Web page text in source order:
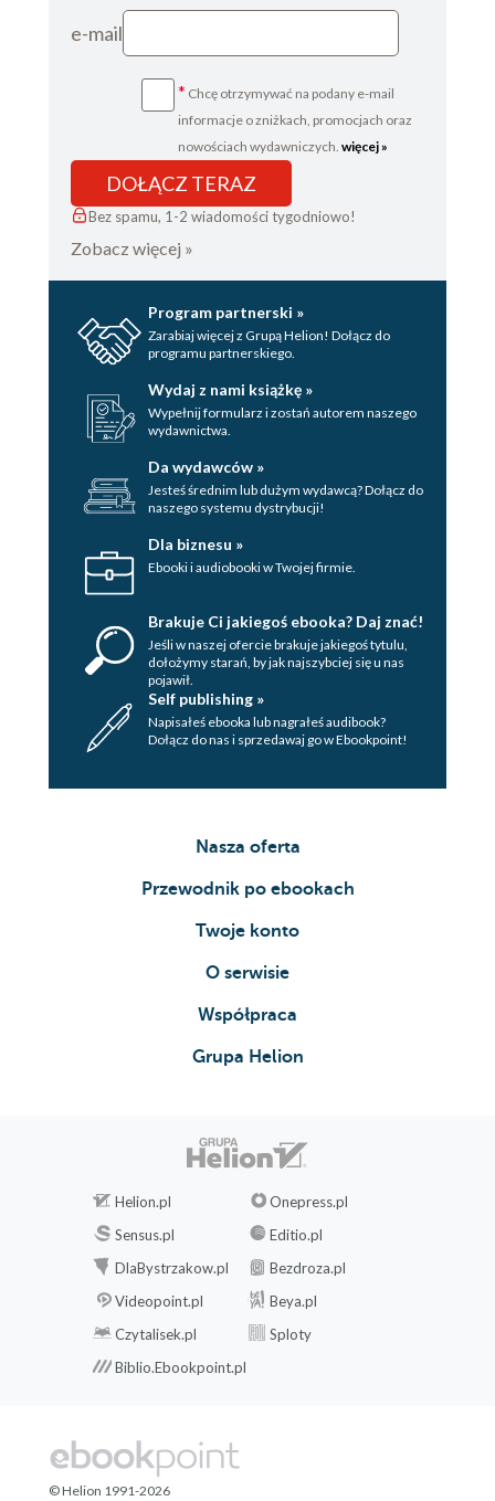
e-mail
* Chcę otrzymywać na podany e-mail
informacje o zniżkach, promocjach oraz
nowościach wydawniczych. więcej »
DOŁĄCZ TERAZ
Bez spamu, 1-2 wiadomości tygodniowo!
Zobacz więcej »
Program partnerski »
Zarabiaj więcej z Grupą Helion! Dołącz do
programu partnerskiego.
Wydaj z nami książkę »
Wypełnij formularz i zostań autorem naszego
wydawnictwa.
Da wydawców »
Jesteś średnim lub dużym wydawcą? Dołącz do
naszego systemu dystrybucji!
Dla biznesu »
Ebooki i audiobooki w Twojej firmie.
Brakuje Ci jakiegoś ebooka? Daj znać!
Jeśli w naszej ofercie brakuje jakiegoś tytulu,
dołożymy starań, by jak najszybciej się u nas
pojawił.
Self publishing »
Napisałeś ebooka lub nagrałeś audibook?
Dołącz do nas i sprzedawaj go w Ebookpoint!
Nasza oferta
Przewodnik po ebookach
Twoje konto
O serwisie
Współpraca
Grupa Helion
Helion.pl
Onepress.pl
Sensus.pl
Editio.pl
DlaBystrzakow.pl
Bezdroza.pl
Videopoint.pl
Beya.pl
Czytalisek.pl
Sploty
Biblio.Ebookpoint.pl
© Helion 1991-2026